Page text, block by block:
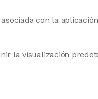
con la
la visualización